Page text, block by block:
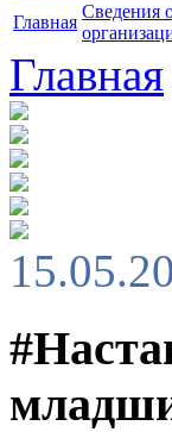
Главная
Сведения
Главная